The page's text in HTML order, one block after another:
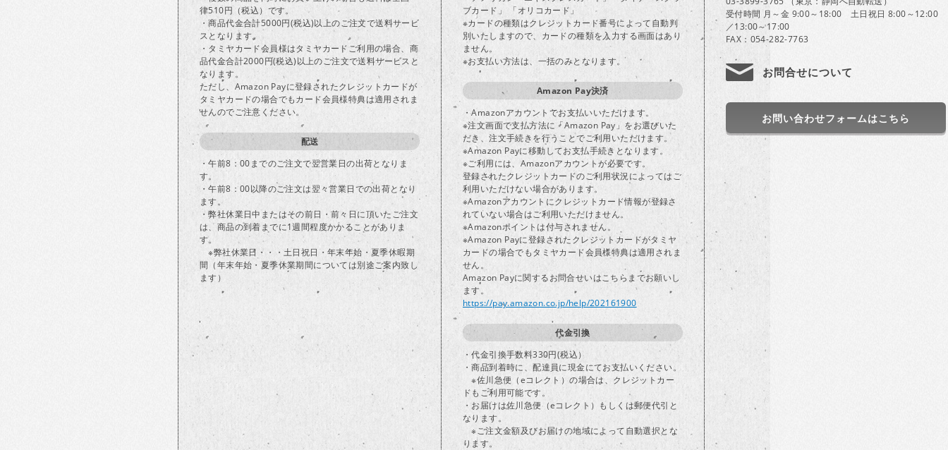
律510円（税込）です。
・商品代金合計5000円(税込)以上のご注文で送料サービ
スとなります。
・タミヤカード会員様はタミヤカードご利用の場合、商
品代金合計2000円(税込)以上のご注文で送料サービスと
なります。
ただし、Amazon Payに登録されたクレジットカードが
タミヤカードの場合でもカード会員様特典は適用されま
せんのでご注意ください。
配送
・午前8：00までのご注文で翌営業日の出荷となりま
す。
・午前8：00以降のご注文は翌々営業日での出荷となり
ます。
・弊社休業日中またはその前日・前々日に頂いたご注文
は、商品の到着までに1週間程度かかることがありま
す。
※弊社休業日・・・土日祝日・年末年始・夏季休暇期
間（年末年始・夏季休業期間については別途ご案内致し
ます）
ブカード」 「オリコカード」
※カードの種類はクレジットカード番号によって自動判
別いたしますので、カードの種類を入力する画面はあり
ません。
※お支払い方法は、一括のみとなります。
Amazon Pay決済
・Amazonアカウントでお支払いいただけます。
※注文画面で支払方法に「Amazon Pay」をお選びいた
だき、注文手続きを行うことでご利用いただけます。
※Amazon Payに移動してお支払手続きとなります。
※ご利用には、Amazonアカウントが必要です。
登録されたクレジットカードのご利用状況によってはご
利用いただけない場合があります。
※Amazonアカウントにクレジットカード情報が登録さ
れていない場合はご利用いただけません。
※Amazonポイントは付与されません。
※Amazon Payに登録されたクレジットカードがタミヤ
カードの場合でもタミヤカード会員様特典は適用されま
せん。
Amazon Payに関するお問合せいはこちらまでお願いし
ます。
https://pay.amazon.co.jp/help/202161900
代金引換
・代金引換手数料330円(税込）
・商品到着時に、配達員に現金にてお支払いください。
※佐川急便（eコレクト）の場合は、クレジットカー
ドもご利用可能です。
・お届けは佐川急便（eコレクト）もしくは郵便代引と
なります。
※ご注文金額及びお届けの地域によって自動選択とな
ります。
受付時間 月～金 9:00～18:00 土日祝日 8:00～12:00
／13:00～17:00
FAX：054-282-7763
お問合せについて
お問い合わせフォームはこちら